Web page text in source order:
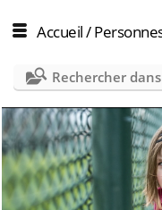
Accueil/
Rechercher